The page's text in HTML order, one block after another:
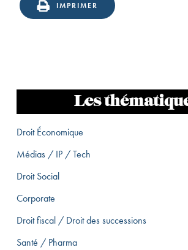
IMPRIMER
Les
Droit Économique
Médias / IP / Tech
Droit Social
Corporate
Droit fiscal / Droit des successions
Santé / Pharma